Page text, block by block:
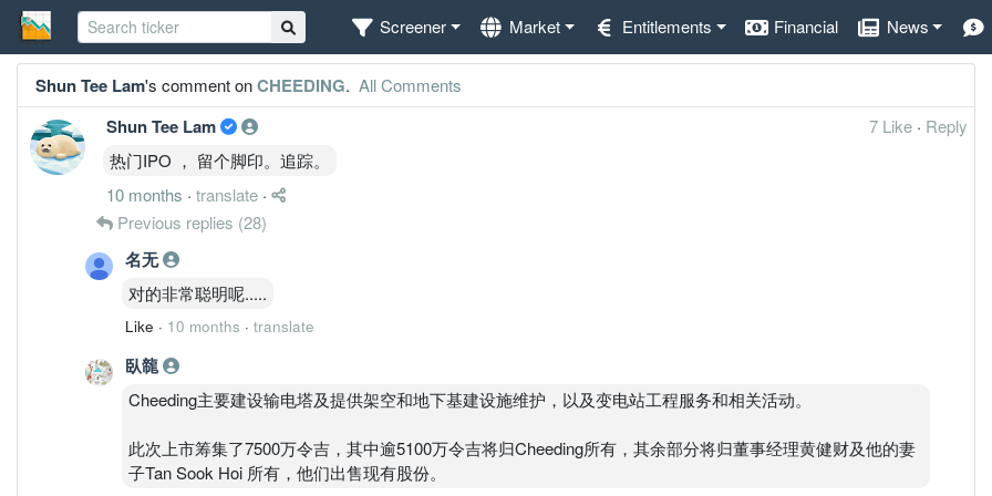
Screener Market Entitlements Financial News
Shun Tee Lam's comment onCHEEDING. All Comments
Shun Tee Lam 7 Like · Reply
热门IPO ， 留个脚印。追踪。
10 months · translate ·
Previous replies (28)
名无
对的非常聪明呢.....
Like · 10 months · translate
臥㡣
Cheeding主要建设输电塔及提供架空和地下基建设施维护，以及变电站工程服务和相关活动。
此次上市筹集了7500万令吉，其中逾5100万令吉将归Cheeding所有，其余部分将归董事经理黄健财及他的妻
子Tan Sook Hoi 所有，他们出售现有股份。